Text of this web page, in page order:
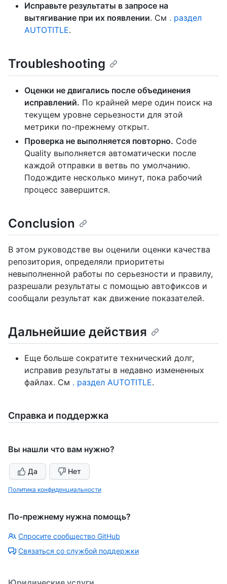
Исправьте результаты в запросе на
вытягивание при их появлении. См . раздел
AUTOTITLE.
Troubleshooting
Оценки не двигались после объединения
исправлений. По крайней мере один поиск на
текущем уровне серьезности для этой
метрики по-прежнему открыт.
Проверка не выполняется повторно. Code
Quality выполняется автоматически после
каждой отправки в ветвь по умолчанию.
Подождите несколько минут, пока рабочий
процесс завершится.
Conclusion
В этом руководстве вы оценили оценки качества
репозитория, определяли приоритеты
невыполненной работы по серьезности и правилу,
разрешали результаты с помощью автофиксов и
сообщали результат как движение показателей.
Дальнейшие действия
Еще больше сократите технический долг,
исправив результаты в недавно измененных
файлах. См . раздел AUTOTITLE.
Справка и поддержка
Вы нашли что вам нужно?
Да Нет
Политика конфиденциальности
По-прежнему нужна помощь?
Спросите сообщество GitHub
Связаться со службой поддержки